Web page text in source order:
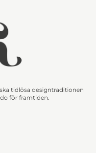
tidlösa designtraditionen
för framtiden.